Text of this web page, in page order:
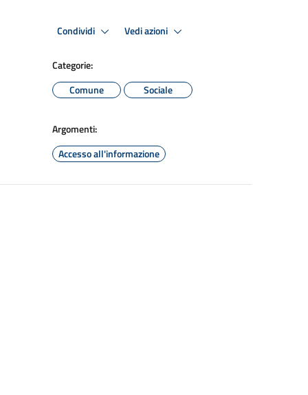
Condividi Vedi azioni
Categorie:
Comune
Sociale
Argomenti:
Accesso all'informazione